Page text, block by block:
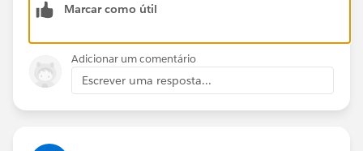
Marcar como útil
Adicionar um comentário
Escrever uma resposta...